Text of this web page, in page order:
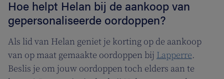
Hoe helpt Helan bij de aankoop van
gepersonaliseerde oordoppen?
Als lid van Helan geniet je korting op de aankoop
van op maat gemaakte oordoppen bij Lapperre.
Beslis je om jouw oordoppen toch elders aan te